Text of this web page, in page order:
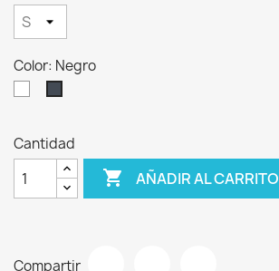
Crear lista de deseos
Iniciar sesión
Color: Negro
Cantidad
 AÑADIR AL CARRITO
Compartir